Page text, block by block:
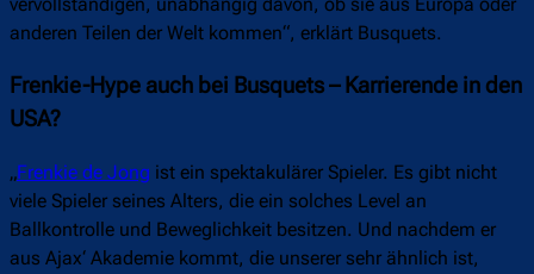
anderen Teilen der Welt kommen“, erklärt Busquets.
Frenkie-Hype auch bei Busquets – Karrierende in den
USA?
„Frenkie de Jong ist ein spektakulärer Spieler. Es gibt nicht
viele Spieler seines Alters, die ein solches Level an
Ballkontrolle und Beweglichkeit besitzen. Und nachdem er
aus Ajax‘ Akademie kommt, die unserer sehr ähnlich ist,